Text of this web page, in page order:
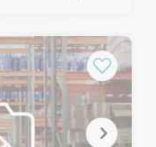
nous dès